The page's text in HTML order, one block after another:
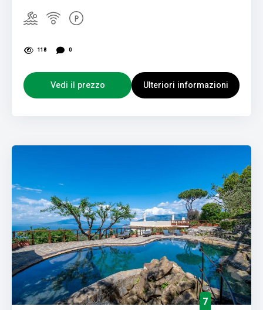
118 0
Vedi il prezzo Ulteriori informazioni
7